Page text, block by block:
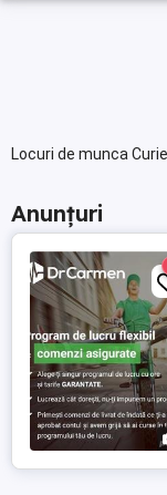
Locuri de munca
Anunțuri